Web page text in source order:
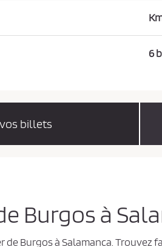
6
billets
Burgos à
Burgos à Salamanca.